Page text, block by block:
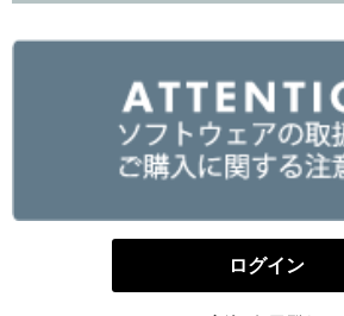
ログイン